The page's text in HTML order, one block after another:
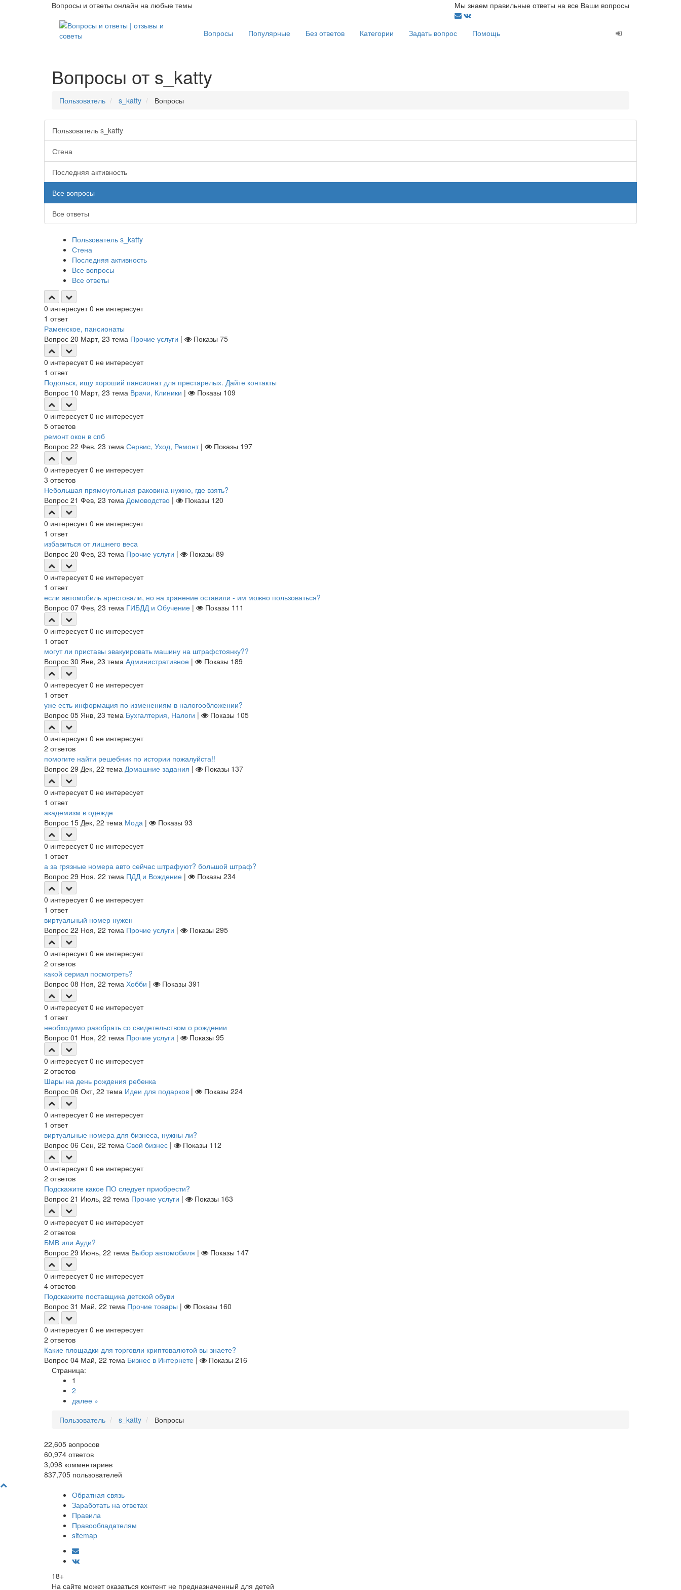
Вопросы и ответы онлайн на любые темы Мы знаем правильные ответы на все Ваши вопросы
Вопросы Популярные Без ответов Категории Задать вопрос Помощь
Вопросы от s_katty
Пользователь s_katty Вопросы
Пользователь s_katty
Стена
Последняя активность
Все вопросы
Все ответы
Пользователь s_katty
Стена
Последняя активность
Все вопросы
Все ответы
0 интересует 0 не интересует
1 ответ
Раменское, пансионаты
Вопрос 20 Март, 23 тема Прочие услуги | Показы 75
0 интересует 0 не интересует
1 ответ
Подольск, ищу хороший пансионат для престарелых. Дайте контакты
Вопрос 10 Март, 23 тема Врачи, Клиники | Показы 109
0 интересует 0 не интересует
5 ответов
ремонт окон в спб
Вопрос 22 Фев, 23 тема Сервис, Уход, Ремонт | Показы 197
0 интересует 0 не интересует
3 ответов
Небольшая прямоугольная раковина нужно, где взять?
Вопрос 21 Фев, 23 тема Домоводство | Показы 120
0 интересует 0 не интересует
1 ответ
избавиться от лишнего веса
Вопрос 20 Фев, 23 тема Прочие услуги | Показы 89
0 интересует 0 не интересует
1 ответ
если автомобиль арестовали, но на хранение оставили - им можно пользоваться?
Вопрос 07 Фев, 23 тема ГИБДД и Обучение | Показы 111
0 интересует 0 не интересует
1 ответ
могут ли приставы эвакуировать машину на штрафстоянку??
Вопрос 30 Янв, 23 тема Административное | Показы 189
0 интересует 0 не интересует
1 ответ
уже есть информация по изменениям в налогообложении?
Вопрос 05 Янв, 23 тема Бухгалтерия, Налоги | Показы 105
0 интересует 0 не интересует
2 ответов
помогите найти решебник по истории пожалуйста!!
Вопрос 29 Дек, 22 тема Домашние задания | Показы 137
0 интересует 0 не интересует
1 ответ
академизм в одежде
Вопрос 15 Дек, 22 тема Мода | Показы 93
0 интересует 0 не интересует
1 ответ
а за грязные номера авто сейчас штрафуют? большой штраф?
Вопрос 29 Ноя, 22 тема ПДД и Вождение | Показы 234
0 интересует 0 не интересует
1 ответ
виртуальный номер нужен
Вопрос 22 Ноя, 22 тема Прочие услуги | Показы 295
0 интересует 0 не интересует
2 ответов
какой сериал посмотреть?
Вопрос 08 Ноя, 22 тема Хобби | Показы 391
0 интересует 0 не интересует
1 ответ
необходимо разобрать со свидетельством о рождении
Вопрос 01 Ноя, 22 тема Прочие услуги | Показы 95
0 интересует 0 не интересует
2 ответов
Шары на день рождения ребенка
Вопрос 06 Окт, 22 тема Идеи для подарков | Показы 224
0 интересует 0 не интересует
1 ответ
виртуальные номера для бизнеса, нужны ли?
Вопрос 06 Сен, 22 тема Свой бизнес | Показы 112
0 интересует 0 не интересует
2 ответов
Подскажите какое ПО следует приобрести?
Вопрос 21 Июль, 22 тема Прочие услуги | Показы 163
0 интересует 0 не интересует
2 ответов
БМВ или Ауди?
Вопрос 29 Июнь, 22 тема Выбор автомобиля | Показы 147
0 интересует 0 не интересует
4 ответов
Подскажите поставщика детской обуви
Вопрос 31 Май, 22 тема Прочие товары | Показы 160
0 интересует 0 не интересует
2 ответов
Какие площадки для торговли криптовалютой вы знаете?
Вопрос 04 Май, 22 тема Бизнес в Интернете | Показы 216
Страница:
1
2
далее »
Пользователь
s_katty Вопросы
22,605 вопросов
60,974 ответов
3,098 комментариев
837,705 пользователей
Обратная связь
Заработать на ответах
Правила
Правообладателям
sitemap
18+
На сайте может оказаться контент не предназначенный для детей